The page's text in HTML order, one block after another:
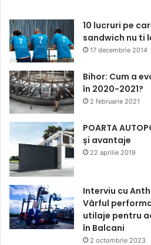
10 lucruri pe
sandwich nu ti
17 decembrie 2014
Bihor: Cum a
în 2020-2021?
2 februarie 2021
POARTA
și avantaje
22 aprilie 2019
Interviu cu
Vârful
utilaje pentru
în Balcani
2 octombrie 2023